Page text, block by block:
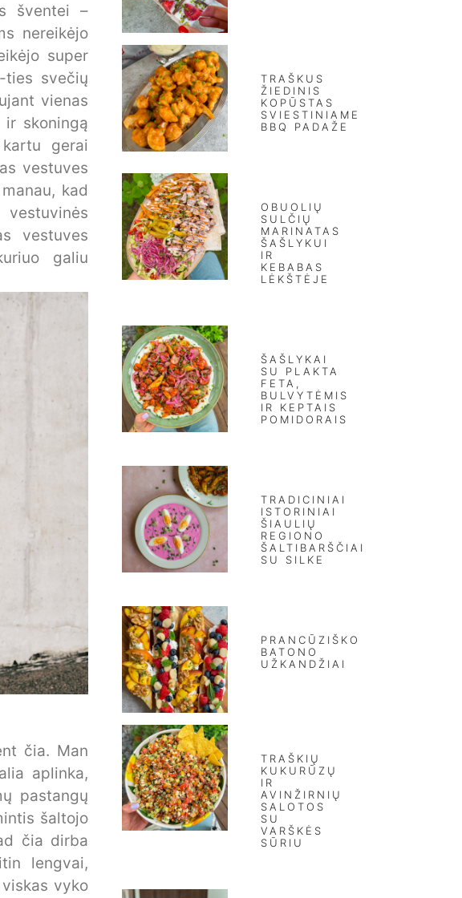
šventei –
nereikėjo
super
ties svečių
vienas
skoningą
gerai
vestuves
kad
vestuves
galiu
čia. Man
aplinka,
pastangų
šaltojo
čia dirba
lengvai,
vyko
TRAŠKUS
ŽIEDINIS
KOPŪSTAS
SVIESTINIAME
BBQ PADAŽE
OBUOLIŲ
SULČIŲ
MARINATAS
ŠAŠLYKUI
IR
KEBABAS
LĖKŠTĖJE
ŠAŠLYKAI
SU PLAKTA
FETA,
BULVYTĖMIS
IR KEPTAIS
POMIDORAIS
TRADICINIAI
ISTORINIAI
ŠIAULIŲ
REGIONO
ŠALTIBARŠČIAI
SU SILKE
PRANCŪZIŠKO
BATONO
UŽKANDŽIAI
TRAŠKIŲ
KUKURŪZŲ
IR
AVINŽIRNIŲ
SALOTOS
SU
VARŠKĖS
SŪRIU